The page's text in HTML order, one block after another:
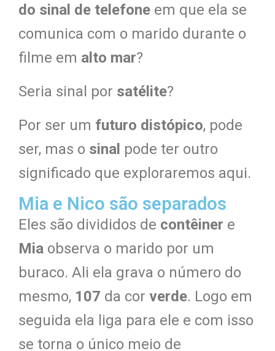
do sinal de telefone em que ela se
comunica com o marido durante o
filme em alto mar?
Seria sinal por satélite?
Por ser um futuro distópico, pode
ser, mas o sinal pode ter outro
significado que exploraremos aqui.
Mia e Nico são separados
Eles são divididos de contêiner e
Mia observa o marido por um
buraco. Ali ela grava o número do
mesmo, 107 da cor verde. Logo em
seguida ela liga para ele e com isso
se torna o único meio de